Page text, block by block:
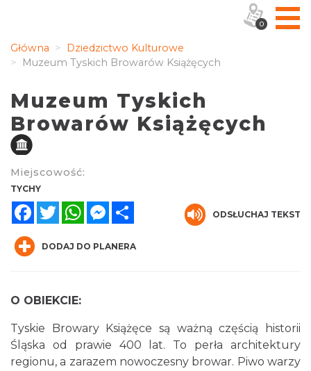
Główna
Dziedzictwo Kulturowe
Muzeum Tyskich Browarów Książęcych
Muzeum Tyskich
Browarów Książęcych
Miejscowość:
TYCHY
FacebookTwitterWhatsAppMessenger
ODSŁUCHAJ TEKST
DODAJ DO PLANERA
O OBIEKCIE:
Tyskie Browary Książęce są ważną częścią historii
Śląska od prawie 400 lat. To perła architektury
regionu, a zarazem nowoczesny browar. Piwo warzy
0